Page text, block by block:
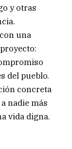
y otras
una
del pueblo.
concreta
nadie más
vida digna.